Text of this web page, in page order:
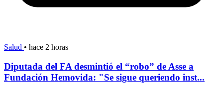
Salud • hace 2 horas
Diputada del FA desmintió el “robo” de Asse a
Fundación Hemovida: "Se sigue queriendo inst...